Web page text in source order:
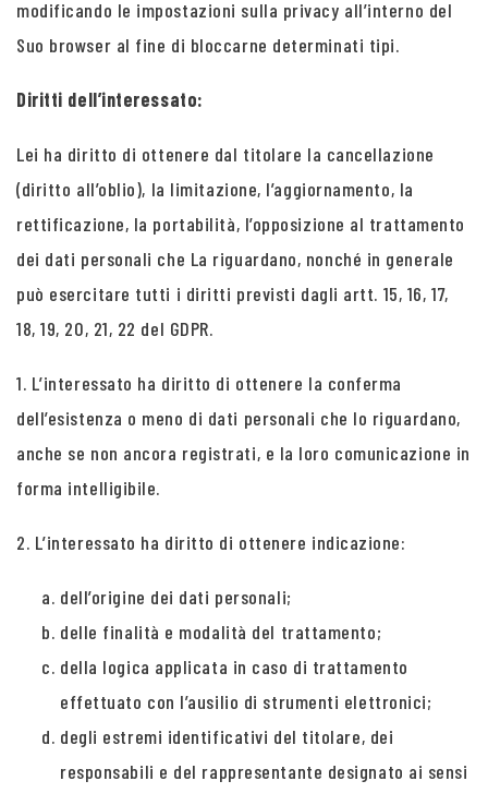
modificando le impostazioni sulla privacy all’interno del
Suo browser al fine di bloccarne determinati tipi.
Diritti dell’interessato:
Lei ha diritto di ottenere dal titolare la cancellazione
(diritto all’oblio), la limitazione, l’aggiornamento, la
rettificazione, la portabilità, l’opposizione al trattamento
dei dati personali che La riguardano, nonché in generale
può esercitare tutti i diritti previsti dagli artt. 15, 16, 17,
18, 19, 20, 21, 22 del GDPR.
1. L’interessato ha diritto di ottenere la conferma
dell’esistenza o meno di dati personali che lo riguardano,
anche se non ancora registrati, e la loro comunicazione in
forma intelligibile.
2. L’interessato ha diritto di ottenere indicazione:
dell’origine dei dati personali;
delle finalità e modalità del trattamento;
della logica applicata in caso di trattamento
effettuato con l’ausilio di strumenti elettronici;
degli estremi identificativi del titolare, dei
responsabili e del rappresentante designato ai sensi